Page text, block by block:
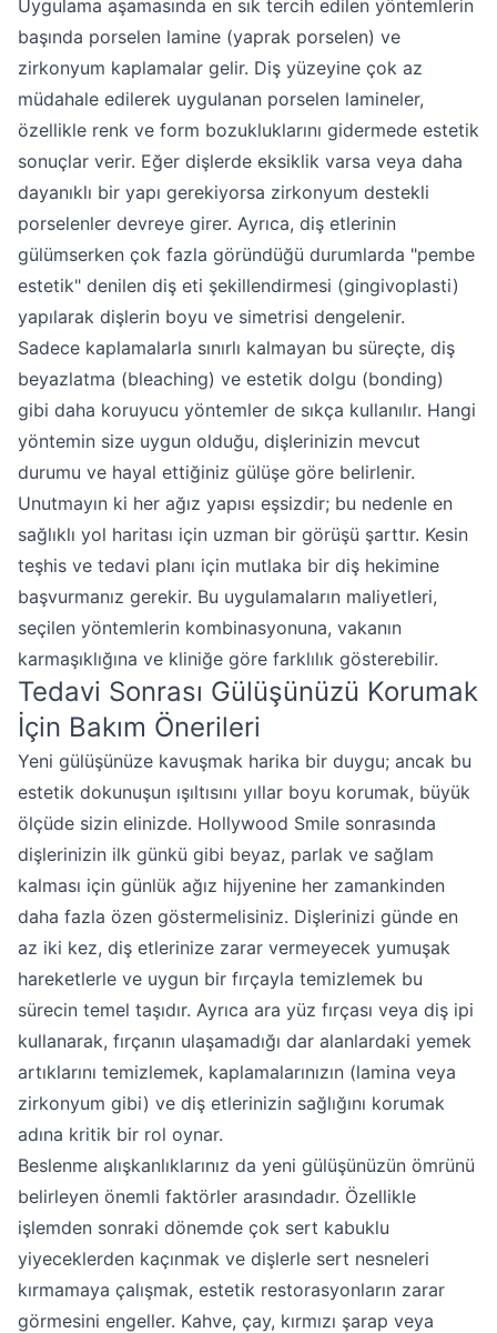
Uygulama aşamasında en sık tercih edilen yöntemlerin
başında porselen lamine (yaprak porselen) ve
zirkonyum kaplamalar gelir. Diş yüzeyine çok az
müdahale edilerek uygulanan porselen lamineler,
özellikle renk ve form bozukluklarını gidermede estetik
sonuçlar verir. Eğer dişlerde eksiklik varsa veya daha
dayanıklı bir yapı gerekiyorsa zirkonyum destekli
porselenler devreye girer. Ayrıca, diş etlerinin
gülümserken çok fazla göründüğü durumlarda "pembe
estetik" denilen diş eti şekillendirmesi (gingivoplasti)
yapılarak dişlerin boyu ve simetrisi dengelenir.
Sadece kaplamalarla sınırlı kalmayan bu süreçte, diş
beyazlatma (bleaching) ve estetik dolgu (bonding)
gibi daha koruyucu yöntemler de sıkça kullanılır. Hangi
yöntemin size uygun olduğu, dişlerinizin mevcut
durumu ve hayal ettiğiniz gülüşe göre belirlenir.
Unutmayın ki her ağız yapısı eşsizdir; bu nedenle en
sağlıklı yol haritası için uzman bir görüşü şarttır. Kesin
teşhis ve tedavi planı için mutlaka bir diş hekimine
başvurmanız gerekir. Bu uygulamaların maliyetleri,
seçilen yöntemlerin kombinasyonuna, vakanın
karmaşıklığına ve kliniğe göre farklılık gösterebilir.
Tedavi Sonrası Gülüşünüzü Korumak
İçin Bakım Önerileri
Yeni gülüşünüze kavuşmak harika bir duygu; ancak bu
estetik dokunuşun ışıltısını yıllar boyu korumak, büyük
ölçüde sizin elinizde. Hollywood Smile sonrasında
dişlerinizin ilk günkü gibi beyaz, parlak ve sağlam
kalması için günlük ağız hijyenine her zamankinden
daha fazla özen göstermelisiniz. Dişlerinizi günde en
az iki kez, diş etlerinize zarar vermeyecek yumuşak
hareketlerle ve uygun bir fırçayla temizlemek bu
sürecin temel taşıdır. Ayrıca ara yüz fırçası veya diş ipi
kullanarak, fırçanın ulaşamadığı dar alanlardaki yemek
artıklarını temizlemek, kaplamalarınızın (lamina veya
zirkonyum gibi) ve diş etlerinizin sağlığını korumak
adına kritik bir rol oynar.
Beslenme alışkanlıklarınız da yeni gülüşünüzün ömrünü
belirleyen önemli faktörler arasındadır. Özellikle
işlemden sonraki dönemde çok sert kabuklu
yiyeceklerden kaçınmak ve dişlerle sert nesneleri
kırmamaya çalışmak, estetik restorasyonların zarar
görmesini engeller. Kahve, çay, kırmızı şarap veya